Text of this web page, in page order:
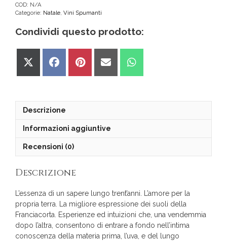
prestige
COD: N/A
Categorie: Natale Vini Spumanti
Condividi questo prodotto:
Share
Share
Share
Share
Share
Descrizione
Informazioni aggiuntive
Recensioni (0)
Descrizione
L’essenza di un sapere lungo trent’anni. L’amore per la
propria terra. La migliore espressione dei suoli della
Franciacorta. Esperienze ed intuizioni che, una vendemmia
dopo l’altra, consentono di entrare a fondo nell’intima
conoscenza della materia prima, l’uva, e del lungo